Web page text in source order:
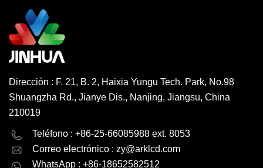
energía50MWtamaño de la
pantalla0,28" ~ 4"Tensión
directaSi u003d 20 mA 2,5 V
máx.Corriente
inversaVru003d5V
máxima60 MaIntensidad
luminosaSi u003d 20mA
42mcd Máx.Temperatura de
80°CTemperatura de
almacenamiento-30° a
85°COrigenPorcelanaPaquete
Dirección : F. 21, B. 2, Haixia Yungu Tech. Park, No.98
Shuangzha Rd., Jianye Dis., Nanjing, Jiangsu, China
210019
Teléfono : +86-25-66085988 ext. 8053
Correo electrónico : zy@arklcd.com
WhatsApp : +86-18652582512
English Deutsch
русский español